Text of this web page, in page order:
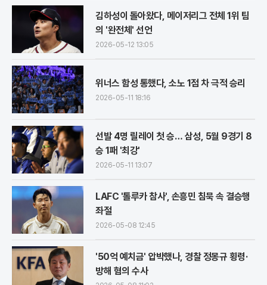
김하성이 돌아왔다, 메이저리그 전체 1위 팀
의 '완전체' 선언
2026-05-12 13:05
위너스 함성 통했다, 소노 1점 차 극적 승리
2026-05-11 18:16
선발 4명 릴레이 첫 승… 삼성, 5월 9경기 8
승 1패 '최강'
2026-05-11 13:07
LAFC '톨루카 참사', 손흥민 침묵 속 결승행
좌절
2026-05-08 12:45
'50억 예치금' 압박했나, 경찰 정몽규 횡령·
방해 혐의 수사